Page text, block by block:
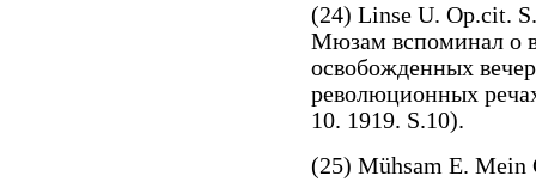
(24) Linse U. Op.cit.
Мюзам вспоминал о
освобожденных
революционных
10. 1919. S.10).
(25) Mühsam E. Mein